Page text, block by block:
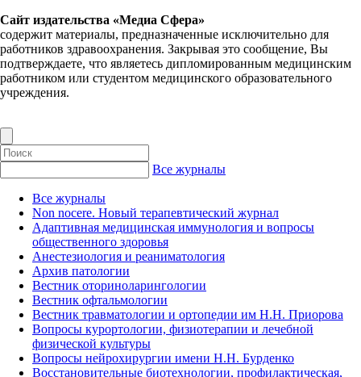
Сайт издательства «Медиа Сфера»
содержит материалы, предназначенные исключительно для
работников здравоохранения. Закрывая это сообщение, Вы
подтверждаете, что являетесь дипломированным медицинским
работником или студентом медицинского образовательного
учреждения.
Все журналы
Все журналы
Non nocere. Новый терапевтический журнал
Адаптивная медицинская иммунология и вопросы
общественного здоровья
Анестезиология и реаниматология
Архив патологии
Вестник оториноларингологии
Вестник офтальмологии
Вестник травматологии и ортопедии им Н.Н. Приорова
Вопросы курортологии, физиотерапии и лечебной
физической культуры
Вопросы нейрохирургии имени Н.Н. Бурденко
Восстановительные биотехнологии, профилактическая,